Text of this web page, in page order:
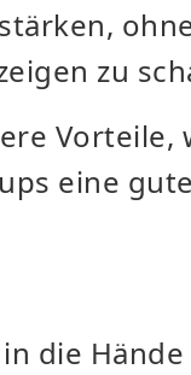
zu
Vorteile,
eine
die